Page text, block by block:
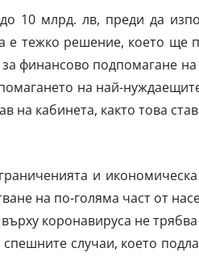
10 млрд. лв, преди да
е тежко решение, което ще
финансово подпомагане на
на най-
на кабинета, както това
и
на по-голяма част от
коронавируса не
случаи, което